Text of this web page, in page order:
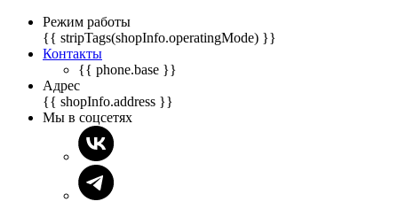
Режим работы
{{ stripTags(shopInfo.operatingMode) }}
Контакты
{{ phone.base }}
Адрес
{{ shopInfo.address }}
Мы в соцсетях